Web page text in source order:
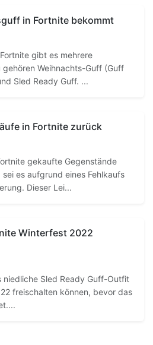
in Fortnite bekommt
gibt es mehrere
Weihnachts-Guff (Guff
Sled Ready Guff. ...
in Fortnite zurück
gekaufte Gegenstände
es aufgrund eines Fehlkaufs
Dieser Lei...
Winterfest 2022
niedliche Sled Ready Guff-Outfit
freischalten können, bevor das